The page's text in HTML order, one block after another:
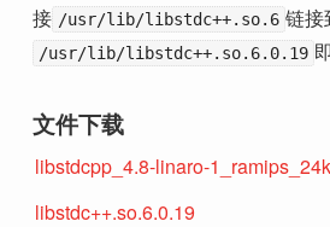
接 /usr/lib/libstdc++.so.6 链接
/usr/lib/libstdc++.so.6.0.19
文件下载
libstdcpp_4.8-linaro-
libstdc++.so.6.0.19